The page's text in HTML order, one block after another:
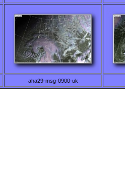
aha29-msg-0900-uk